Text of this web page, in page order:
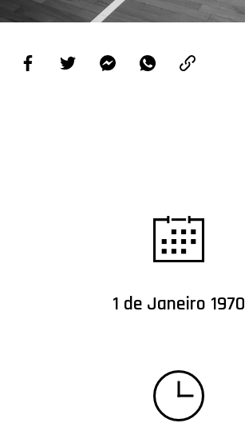
PROJETOS
LIGA BETCLIC MASCULINA
1 de Janeiro 1970